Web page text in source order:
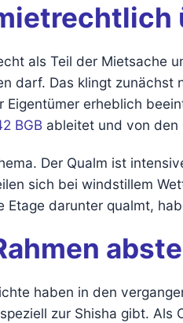
als Teil der Mietsache
darf. Das klingt
erheblich
BGB ableitet und von
Der Qualm ist
sich bei wind­stillem
Etage darunter qualmt,
haben in den
zur Shisha gibt.